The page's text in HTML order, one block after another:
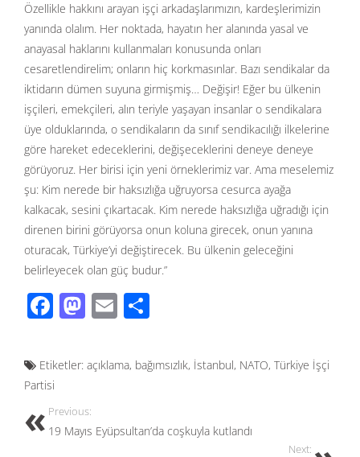
Özellikle hakkını arayan işçi arkadaşlarımızın, kardeşlerimizin
yanında olalım. Her noktada, hayatın her alanında yasal ve
anayasal haklarını kullanmaları konusunda onları
cesaretlendirelim; onların hiç korkmasınlar. Bazı sendikalar da
iktidarın dümen suyuna girmişmiş… Değişir! Eğer bu ülkenin
işçileri, emekçileri, alın teriyle yaşayan insanlar o sendikalara
üye olduklarında, o sendikaların da sınıf sendikacılığı ilkelerine
göre hareket edeceklerini, değişeceklerini deneye deneye
görüyoruz. Her birisi için yeni örneklerimiz var. Ama meselemiz
şu: Kim nerede bir haksızlığa uğruyorsa cesurca ayağa
kalkacak, sesini çıkartacak. Kim nerede haksızlığa uğradığı için
direnen birini görüyorsa onun koluna girecek, onun yanına
oturacak, Türkiye’yi değiştirecek. Bu ülkenin geleceğini
belirleyecek olan güç budur.”
F
ac
e
b
o
o
M
as
to
d
o
n
E
m
ail ar
e
Etiketler: açıklama, bağımsızlık, İstanbul, NATO, Türkiye İşçi
Partisi
Previous:
19 Mayıs Eyüpsultan’da coşkuyla kutlandı
Next: